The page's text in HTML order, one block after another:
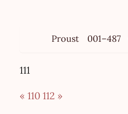
Proust 001–487
111
« 110 112 »